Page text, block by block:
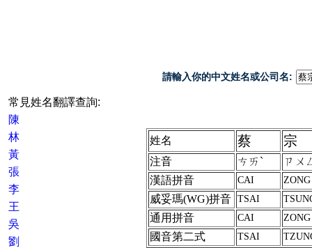
常見姓名翻譯查詢:
陳
林
黃
張
李
王
吳
劉
請輸入你的中文姓名或公司名:
姓名 蔡 宗
注音 ㄘㄞˋ
ㄗㄨ
漢語拼音
CAI ZONG
威妥瑪(WG)拼音 TSAI
通用拼音 CAI ZONG
國音第二式 TSAI